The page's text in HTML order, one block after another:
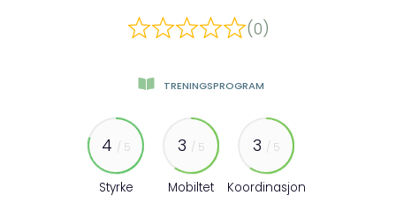
(0)
TRENINGSPROGRAM
4 / 5
Styrke
3 / 5
Mobiltet
3 / 5
Koordinasjon